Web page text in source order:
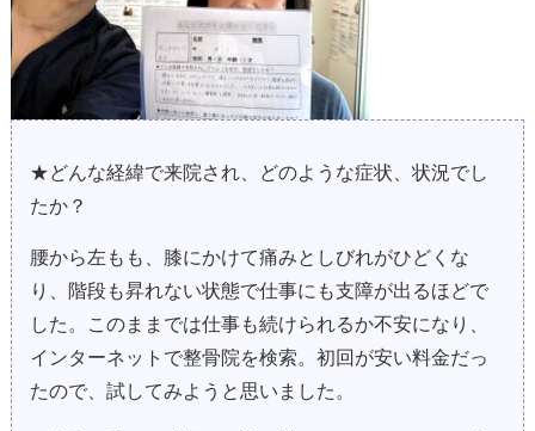
★どんな経緯で来院され、どのような症状、状況でし
たか？
腰から左もも、膝にかけて痛みとしびれがひどくな
り、階段も昇れない状態で仕事にも支障が出るほどで
した。このままでは仕事も続けられるか不安になり、
インターネットで整骨院を検索。初回が安い料金だっ
たので、試してみようと思いました。